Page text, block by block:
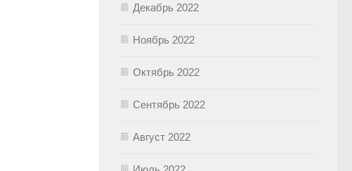
Декабрь 2022
Ноябрь 2022
Октябрь 2022
Сентябрь 2022
Август 2022